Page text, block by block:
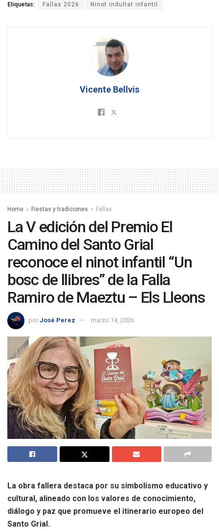
Etiquetas: Fallas 2026 Ninot indultat infantil
Vicente Bellvis
Home Fiestas y tradiciones Fallas
La V edición del Premio El
Camino del Santo Grial
reconoce el ninot infantil “Un
bosc de llibres” de la Falla
Ramiro de Maeztu – Els Lleons
por José Perez marzo 14, 2026
La obra fallera destaca por su simbolismo educativo y
cultural, alineado con los valores de conocimiento,
diálogo y paz que promueve el itinerario europeo del
Santo Grial.